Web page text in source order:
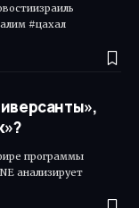
#цахал
программы
анализирует